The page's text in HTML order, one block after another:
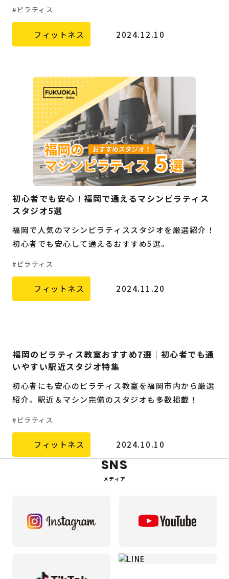
ピラティス
フィットネス 2024.12.10
初心者でも安心！福岡で通えるマシンピラティス
スタジオ5選
福岡で人気のマシンピラティススタジオを厳選紹介！
初心者でも安心して通えるおすすめ5選。
ピラティス
フィットネス 2024.11.20
福岡のピラティス教室おすすめ7選｜初心者でも通
いやすい駅近スタジオ特集
初心者にも安心のピラティス教室を福岡市内から厳選
紹介。駅近＆マシン完備のスタジオも多数掲載！
ピラティス
フィットネス 2024.10.10
SNS
メディア